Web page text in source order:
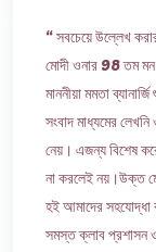
“ সবচেয়ে উল্লেখ করার
মোদী ওনার 98 তম মন
মাননীয়া মমতা
সংবাদ মাধ্যমের
নেয়। এজন্য বিশেষ করে
না করলেই নয়।উক্ত
হই আমাদের
সমস্ত ক্লাব প্রশাসন